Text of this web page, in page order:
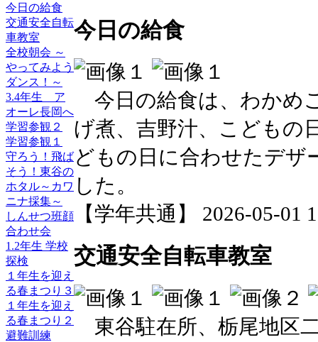
今日の給食
交通安全自転
車教室
全校朝会 ～
やってみよう
ダンス！～
3.4年生 ア
オーレ長岡へ
学習参観２
学習参観１
守ろう！飛ば
そう！東谷の
ホタル～カワ
ニナ採集～
しんせつ班顔
合わせ会
1.2年生 学校
探検
１年生を迎え
る春まつり３
１年生を迎え
る春まつり２
避難訓練
今日の給食
今日の給食は、わかめ
げ煮、吉野汁、こどもの
どもの日に合わせたデザ
した。
【学年共通】 2026-05-01
交通安全自転車教室
東谷駐在所、栃尾地区